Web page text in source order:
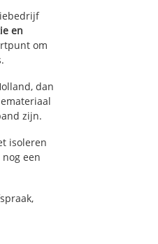
en
om
dan
zijn.
isoleren
een